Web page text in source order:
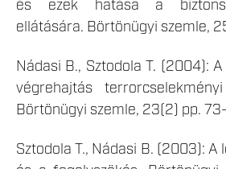
és ezek hatása a
ellátására. Börtönügyi szemle,
Nádasi B., Sztodola T. (2004):
végrehajtás
Börtönügyi szemle, 23(2) pp.
Sztodola T., Nádasi B. (2003):